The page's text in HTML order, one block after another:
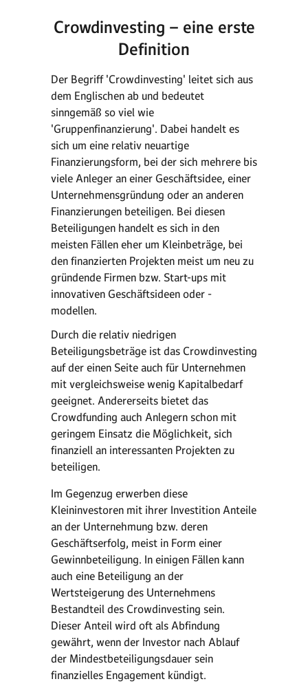
Crowdinvesting – eine erste
Definition
Der Begriff 'Crowdinvesting' leitet sich aus
dem Englischen ab und bedeutet
sinngemäß so viel wie
'Gruppenfinanzierung'. Dabei handelt es
sich um eine relativ neuartige
Finanzierungsform, bei der sich mehrere bis
viele Anleger an einer Geschäftsidee, einer
Unternehmensgründung oder an anderen
Finanzierungen beteiligen. Bei diesen
Beteiligungen handelt es sich in den
meisten Fällen eher um Kleinbeträge, bei
den finanzierten Projekten meist um neu zu
gründende Firmen bzw. Start-ups mit
innovativen Geschäftsideen oder -
modellen.
Durch die relativ niedrigen
Beteiligungsbeträge ist das Crowdinvesting
auf der einen Seite auch für Unternehmen
mit vergleichsweise wenig Kapitalbedarf
geeignet. Andererseits bietet das
Crowdfunding auch Anlegern schon mit
geringem Einsatz die Möglichkeit, sich
finanziell an interessanten Projekten zu
beteiligen.
Im Gegenzug erwerben diese
Kleininvestoren mit ihrer Investition Anteile
an der Unternehmung bzw. deren
Geschäftserfolg, meist in Form einer
Gewinnbeteiligung. In einigen Fällen kann
auch eine Beteiligung an der
Wertsteigerung des Unternehmens
Bestandteil des Crowdinvesting sein.
Dieser Anteil wird oft als Abfindung
gewährt, wenn der Investor nach Ablauf
der Mindestbeteiligungsdauer sein
finanzielles Engagement kündigt.